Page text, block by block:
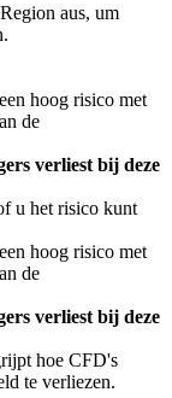
aus, um
hoog risico met
de
verliest bij deze
u het risico kunt
hoog risico met
de
verliest bij deze
hoe CFD's
te verliezen.